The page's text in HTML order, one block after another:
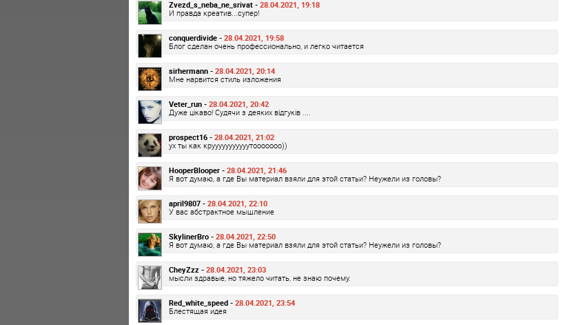
Zvezd_s_neba_ne_srivat - 28.04.2021, 19:18
И правда креатив...супер!
conquerdivide - 28.04.2021, 19:58
Блог сделан очень профессионально, и легко читается
sirhermann - 28.04.2021, 20:14
Мне нарвится стиль изложения
Veter_run - 28.04.2021, 20:42
Дуже цікаво! Судячи з деяких відгуків ....
prospect16 - 28.04.2021, 21:02
ух ты как крууууууууууутооооооо))
HooperBlooper - 28.04.2021, 21:46
Я вот думаю, а где Вы материал взяли для этой статьи? Неужели из головы?
april9807 - 28.04.2021, 22:10
У вас абстрактное мышление
SkylinerBro - 28.04.2021, 22:50
Я вот думаю, а где Вы материал взяли для этой статьи? Неужели из головы?
CheyZzz - 28.04.2021, 23:03
мысли здравые, но тяжело читать, не знаю почему.
Red_white_speed - 28.04.2021, 23:54
Блестящая идея